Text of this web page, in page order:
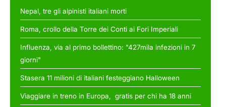
Nepal, tre gli alpinisti italiani morti
Roma, crollo della Torre dei Conti ai Fori Imperiali
Influenza, via al primo bollettino: "427mila infezioni in 7
giorni"
Stasera 11 milioni di italiani festeggiano Halloween
Viaggiare in treno in Europa, gratis per chi ha 18 anni